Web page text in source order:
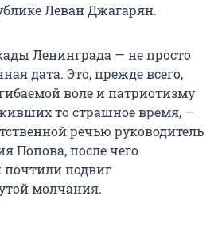
Леван Джагарян.
Ленинграда — не просто
дата. Это, прежде всего,
воле и патриотизму
то страшное время, —
речью руководитель
Попова, после чего
почтили подвиг
молчания.